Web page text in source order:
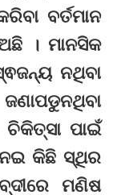
ବର୍ତମାନ
। ମାନସିକ
ନଥିବା
ପାଇଁ
କିଛି ସ୍ଥିର
ମଣିଷ